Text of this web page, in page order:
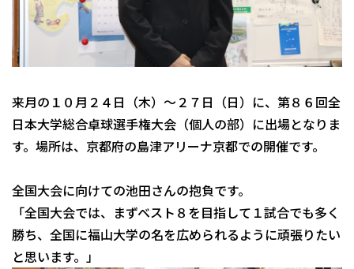
来月の１０月２４日（木）～２７日（日）に、第８６回全
日本大学総合卓球選手権大会（個人の部）に出場となりま
す。場所は、京都府の島津アリーナ京都での開催です。
全国大会に向けての池田さんの抱負です。
「全国大会では、まずベスト８を目指して１試合でも多く
勝ち、全国に福山大学の名を広められるように頑張りたい
と思います。」